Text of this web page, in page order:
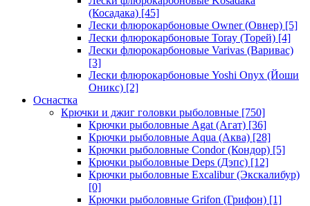
(Косадака) [45]
Лески флюрокарбоновые Owner (Овнер) [5]
Лески флюрокарбоновые Toray (Торей) [4]
Лески флюрокарбоновые Varivas (Варивас)
[3]
Лески флюрокарбоновые Yoshi Onyx (Йоши
Оникс) [2]
Оснастка
Крючки и джиг головки рыболовные [750]
Крючки рыболовные Agat (Агат) [36]
Крючки рыболовные Aqua (Аква) [28]
Крючки рыболовные Condor (Кондор) [5]
Крючки рыболовные Deps (Дэпс) [12]
Крючки рыболовные Excalibur (Экскалибур)
[0]
Крючки рыболовные Grifon (Грифон) [1]